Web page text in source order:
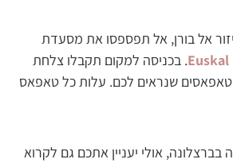
אל בורן, אל תפספסו את מסעדת
Euskal. בכניסה למקום תקבלו צלחת
שנראים לכם. עלות כל טאפאס
אולי יעניין אתכם גם לקרוא